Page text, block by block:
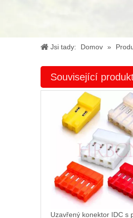
Jsi tady: Domov »
Související